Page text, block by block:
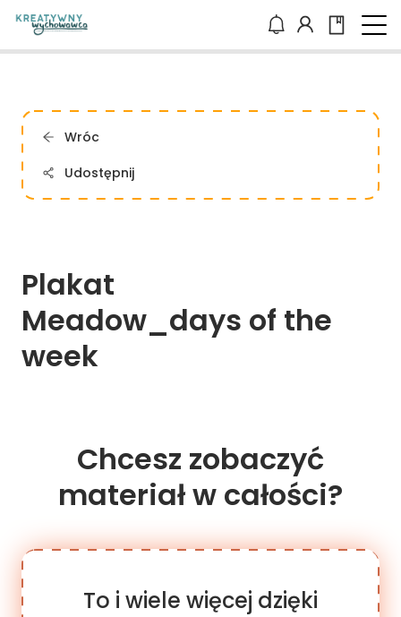
Wróc
Udostępnij
Plakat
Meadow_days of the
week
Chcesz zobaczyć
materiał w całości?
To i wiele więcej dzięki